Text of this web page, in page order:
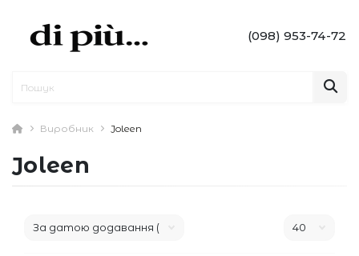
(098) 953-74-72
Виробник Joleen
Joleen